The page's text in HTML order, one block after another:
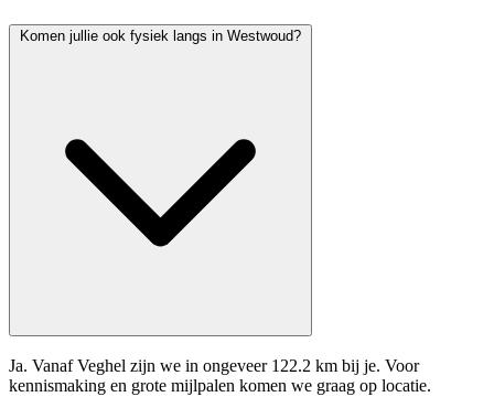
Komen jullie ook fysiek langs in Westwoud?
Ja. Vanaf Veghel zijn we in ongeveer 122.2 km bij je. Voor
kennismaking en grote mijlpalen komen we graag op locatie.